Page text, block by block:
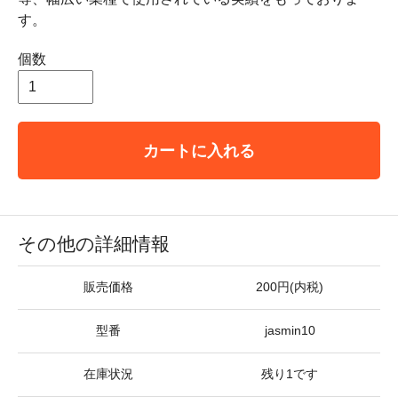
す。
個数
カートに入れる
その他の詳細情報
販売価格 200円(内税)
型番 jasmin10
在庫状況 残り1です